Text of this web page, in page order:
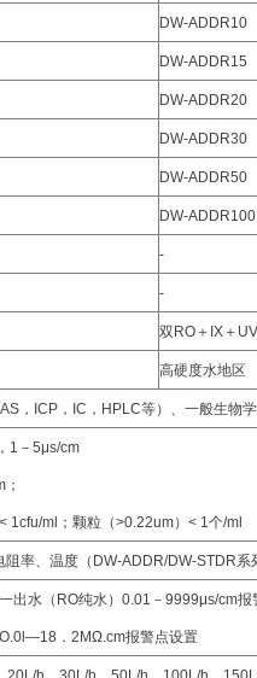
DW-ADDR10
DW-ADDR15
DW-ADDR20
DW-ADDR30
DW-ADDR50
DW-ADDR100
-
-
双RO＋IX＋UV
高硬度水地区
，ICP，IC，HPLC等）、一般生物
1－5μs/cm
1cfu/ml；颗粒（>0.22um）< 1个/ml
率、温度（DW-ADDR/DW-STDR系
出水（RO纯水）0.01－9999μs/cm报
．2MΩ.cm报警点设置